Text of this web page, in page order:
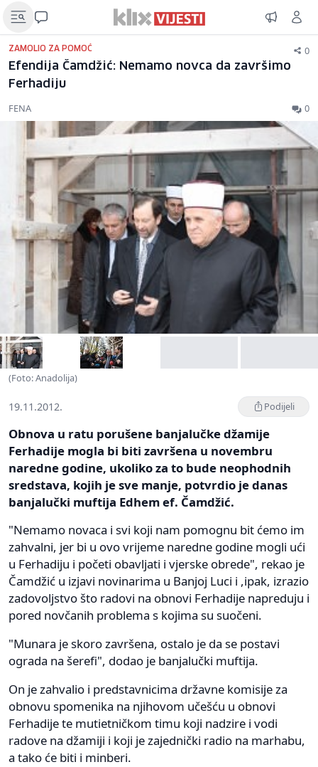
ZAMOLIO ZA POMOĆ 0
Efendija Čamdžić: Nemamo novca da završimo
Ferhadiju
FENA 0
(Foto: Anadolija)
19.11.2012. Podijeli
Obnova u ratu porušene banjalučke džamije
Ferhadije mogla bi biti završena u novembru
naredne godine, ukoliko za to bude neophodnih
sredstava, kojih je sve manje, potvrdio je danas
banjalučki muftija Edhem ef. Čamdžić.
"Nemamo novaca i svi koji nam pomognu bit ćemo im
zahvalni, jer bi u ovo vrijeme naredne godine mogli ući
u Ferhadiju i početi obavljati i vjerske obrede", rekao je
Čamdžić u izjavi novinarima u Banjoj Luci i ,ipak, izrazio
zadovoljstvo što radovi na obnovi Ferhadije napreduju i
pored novčanih problema s kojima su suočeni.
"Munara je skoro završena, ostalo je da se postavi
ograda na šerefi", dodao je banjalučki muftija.
On je zahvalio i predstavnicima državne komisije za
obnovu spomenika na njihovom učešću u obnovi
Ferhadije te mutietničkom timu koji nadzire i vodi
radove na džamiji i koji je zajednički radio na marhabu,
a tako će biti i minberi.